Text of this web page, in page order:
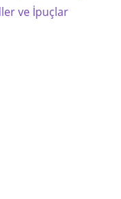
ve İpuçlar